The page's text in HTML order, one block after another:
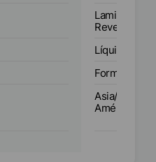
Laminados
Líquido
Asia/Oceanía
América